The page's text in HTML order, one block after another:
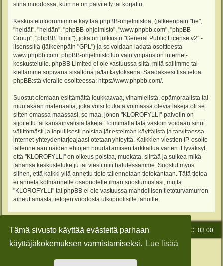
Tämä sivusto käyttää evästeitä parhaan
käyttäjäkokemuksen varmistamiseksi.
Lue lisää
siinä muodossa, kuin ne on päivitetty tai korjattu.
Keskustelufoorumimme käyttää phpBB-ohjelmistoa, (jälkeenpäin "he",
"heidät", "heidän", "phpBB-ohjelmisto", "www.phpbb.com", "phpBB
Group", "phpBB Tiimit"), joka on julkaistu "General Public License v2" -
lisenssillä (jälkeenpäin "GPL") ja se voidaan ladata osoitteesta
www.phpbb.com . phpBB-ohjelmisto luo vain ympäristön internet-
keskustelulle. phpBB Limited ei ole vastuussa siitä, mitä sallimme tai
kiellämme sopivana sisältönä ja/tai käytöksenä. Saadaksesi lisätietoa
phpBB:stä vieraile osoitteessa: https://www.phpbb.com/.
Suostut olemaan esittämättä loukkaavaa, vihamielistä, epämoraalista tai
muutakaan materiaalia, joka voisi loukata voimassa olevia lakeja oli se
sitten omassa maassasi, se maa, johon "KLOROFYLLI"-palvelin on
sijoitettu tai kansainvälisiä lakeja. Toimimalla tätä vastoin voidaan sinut
välittömästi ja lopullisesti poistaa järjestelmän käyttäjistä ja tarvittaessa
internet-yhteydentarjoajaasi otetaan yhteyttä. Kaikkien viestien IP-osoite
tallennetaan näiden ehtojen noudattamisen tarkkailua varten. Hyväksyt,
että "KLOROFYLLI" on oikeus poistaa, muokata, siirtää ja sulkea mikä
tahansa keskusteluketju tai viesti niin halutessamme. Suostut myös
siihen, että kaikki yllä annettu tieto tallennetaan tietokantaan. Tätä tietoa
ei anneta kolmannelle osapuolelle ilman suostumustasi, mutta
"KLOROFYLLI" tai phpBB ei ole vastuussa mahdollisen tietoturvamurron
aiheuttamasta tietojen vuodosta ulkopuolisille tahoille.
Etusivu Kaikki ajat ovat UTC+03:00
Viesti Ylläpidolle
Keskustelufoorumin ohjelmistophpBB® Forum Software © phpBB Limited